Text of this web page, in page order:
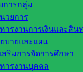
การกลุ่ม
วยการ
ารงานการเงินและสิน
บายและแผน
สริมการจัดการศึกษา
ารงานบุคคล
การประชุม ผู้เข้าร่ว
กครอง รวมถึงข้ารา
สระแก้ว เขต 2
ผอ.สพป.สระแก้ว เขต
ระชุมทราบตามลำดับ